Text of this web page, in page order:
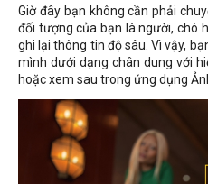
Giờ đây bạn không cần phải
đối tượng của bạn là người, chó
ghi lại thông tin độ sâu. Vì vậy,
mình dưới dạng chân dung với
hoặc xem sau trong ứng dụng